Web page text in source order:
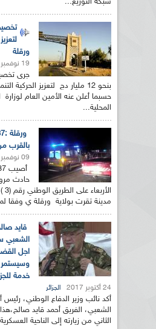
شبكة التوزيع...
ورقلة
19 نوفمبر 2017
جرى
بنحو 12 مليار دج لتعزيز الحركية
حسبما أعلن عنه الأمين العام لوزارة
المحلية...
بالقرب
09 نوفمبر 2017
حادث
مدينة تقرت بولاية ورقلة ي وفقا
قايد
الشعبي
اجل
وسيستمر
خدمة
24 أكتوبر 2017 الجزائر
أكد نائب وزير الدفاع الوطني،
الشعبي، الفريق أحمد قايد صالح،هذا
الثاني من زيارته إلى الناحية